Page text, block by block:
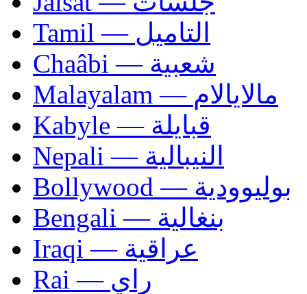
Tamil — التاميل
Chaâbi — شعبية
Malayalam — مالايالام
Kabyle — قبايلة
Nepali — النيبالية
Bollywood — بوليوودية
Bengali — بنغالية
Iraqi — عراقية
Rai — راي